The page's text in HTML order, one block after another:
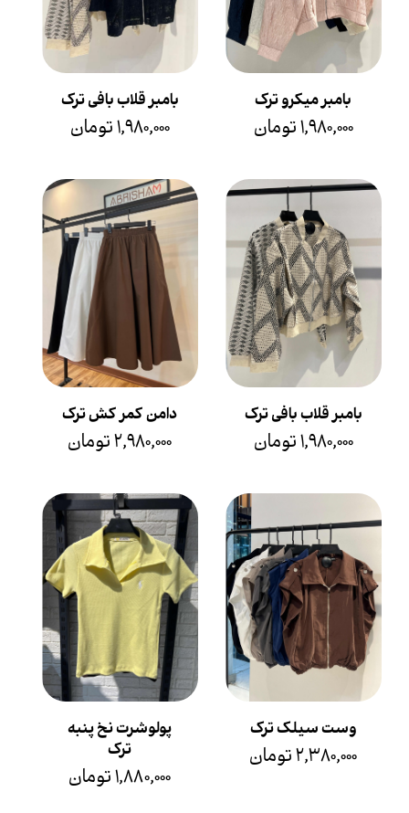
بامبر میکرو ترک
۱,۹۸۰,۰۰۰ تومان
بامبر قلاب بافی ترک
۱,۹۸۰,۰۰۰ تومان
بامبر قلاب بافی ترک
۱,۹۸۰,۰۰۰ تومان
دامن کمر کش ترک
۲,۹۸۰,۰۰۰ تومان
وست سیلک ترک
۲,۳۸۰,۰۰۰ تومان
پولوشرت نخ‌ پنبه
ترک
۱,۸۸۰,۰۰۰ تومان